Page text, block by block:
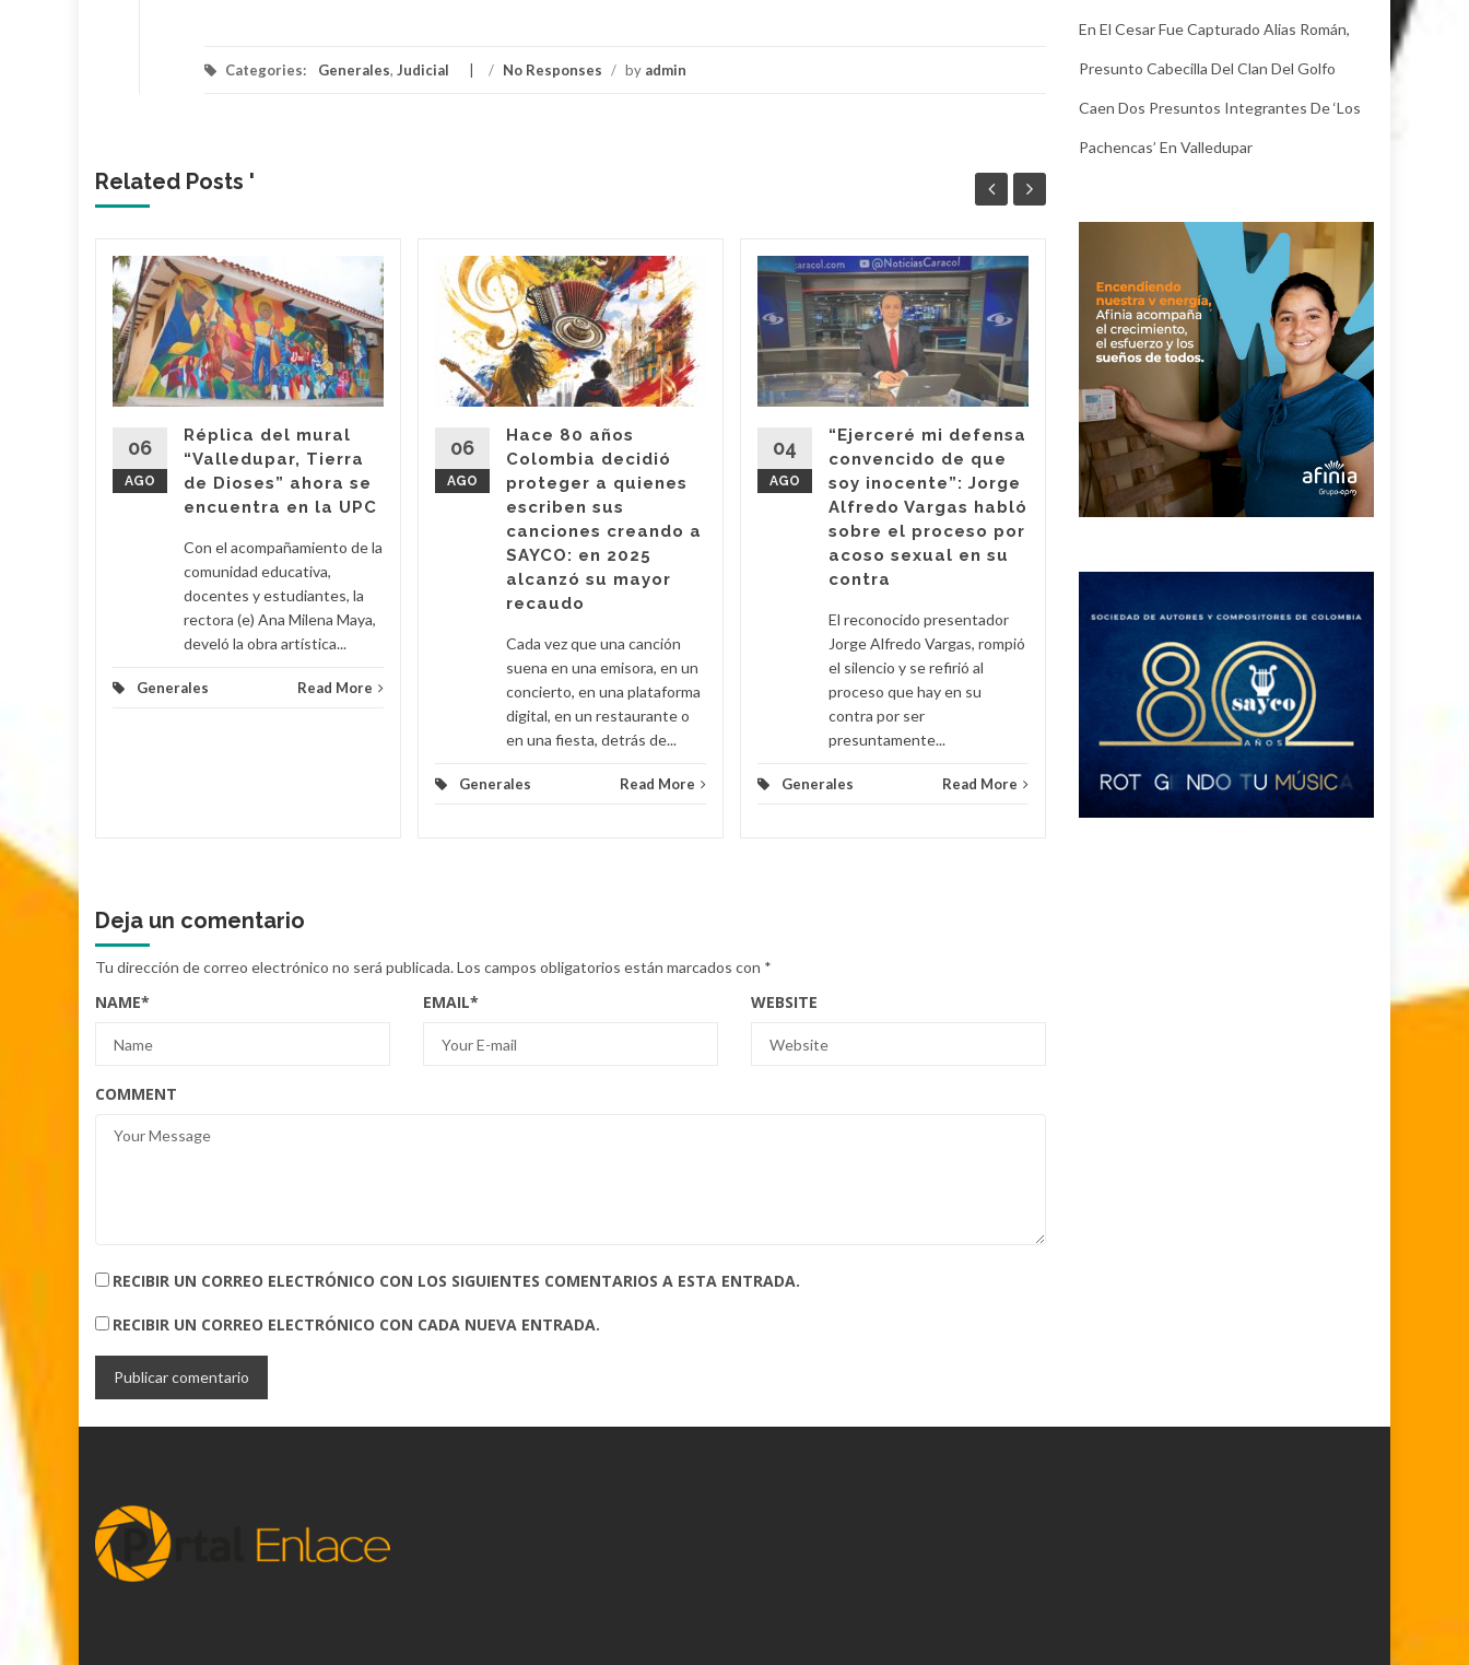
Categories: Generales, Judicial / No Responses / by admin
Related Posts '
06
AGO
Réplica del mural
“Valledupar, Tierra
de Dioses” ahora se
encuentra en la UPC
Con el acompañamiento de la
comunidad educativa,
docentes y estudiantes, la
rectora (e) Ana Milena Maya,
develó la obra artística...
Generales Read More
06
AGO
Hace 80 años
Colombia decidió
proteger a quienes
escriben sus
canciones creando a
SAYCO: en 2025
alcanzó su mayor
recaudo
Cada vez que una canción
suena en una emisora, en un
concierto, en una plataforma
digital, en un restaurante o
en una fiesta, detrás de...
Generales Read More
04
AGO
“Ejerceré mi defensa
convencido de que
soy inocente”: Jorge
Alfredo Vargas habló
sobre el proceso por
acoso sexual en su
contra
El reconocido presentador
Jorge Alfredo Vargas, rompió
el silencio y se refirió al
proceso que hay en su
contra por ser
presuntamente...
Generales Read More
04
AGO
En el Cesar fue
capturado alias
Román, presunto
cabecilla del Clan
del Golfo
Alias Román, quien tenía
presuntamente cuatro años
de su vida al servicio de la
organización criminal Clan del
Golfo, fue capturado en...
Deja un comentario
Tu dirección de correo electrónico no será publicada.Los campos obligatorios están marcados con *
NAME* EMAIL* WEBSITE
COMMENT
RECIBIR UN CORREO ELECTRÓNICO CON LOS SIGUIENTES COMENTARIOS A ESTA ENTRADA.
RECIBIR UN CORREO ELECTRÓNICO CON CADA NUEVA ENTRADA.
En El Cesar Fue Capturado Alias Román,
Presunto Cabecilla Del Clan Del Golfo
Caen Dos Presuntos Integrantes De ‘Los
Pachencas’ En Valledupar